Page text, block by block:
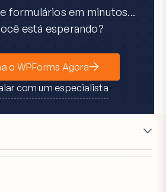
formulários em minutos...
está esperando?
o WPForms Agora
com um especialista
Afiliados